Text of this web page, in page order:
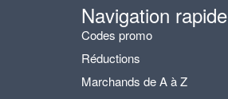
Navigation rapide
Codes promo
Réductions
Marchands de A à Z